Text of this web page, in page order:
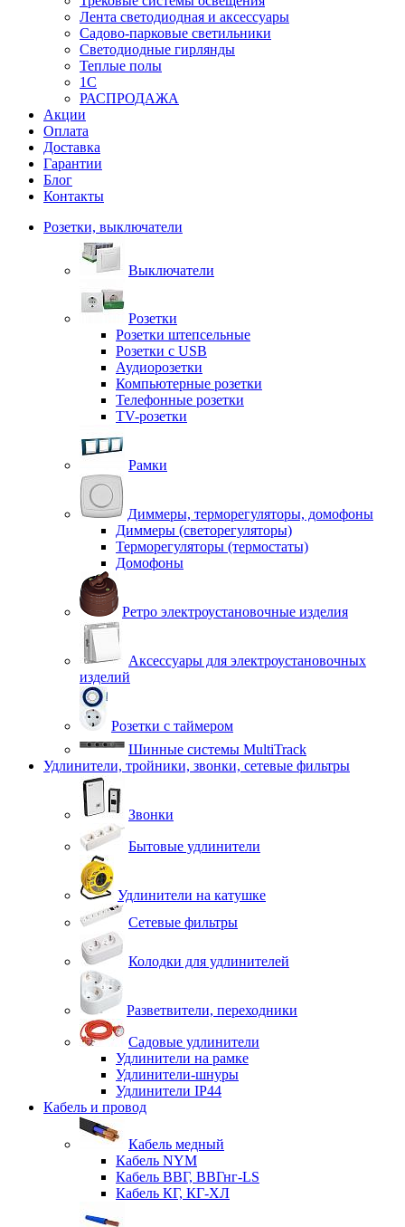
Лента светодиодная и аксессуары
Садово-парковые светильники
Светодиодные гирлянды
Теплые полы
1С
РАСПРОДАЖА
Акции
Оплата
Доставка
Гарантии
Блог
Контакты
Розетки, выключатели
Выключатели
Розетки
Розетки штепсельные
Розетки с USB
Аудиорозетки
Компьютерные розетки
Телефонные розетки
TV-розетки
Рамки
Диммеры, терморегуляторы, домофоны
Диммеры (светорегуляторы)
Терморегуляторы (термостаты)
Домофоны
Ретро электроустановочные изделия
Аксессуары для электроустановочных
изделий
Розетки с таймером
Шинные системы MultiTrack
Удлинители, тройники, звонки, сетевые фильтры
Звонки
Бытовые удлинители
Удлинители на катушке
Сетевые фильтры
Колодки для удлинителей
Разветвители, переходники
Садовые удлинители
Удлинители на рамке
Удлинители-шнуры
Удлинители IP44
Кабель и провод
Кабель медный
Кабель NYM
Кабель ВВГ, ВВГнг-LS
Кабель КГ, КГ-ХЛ